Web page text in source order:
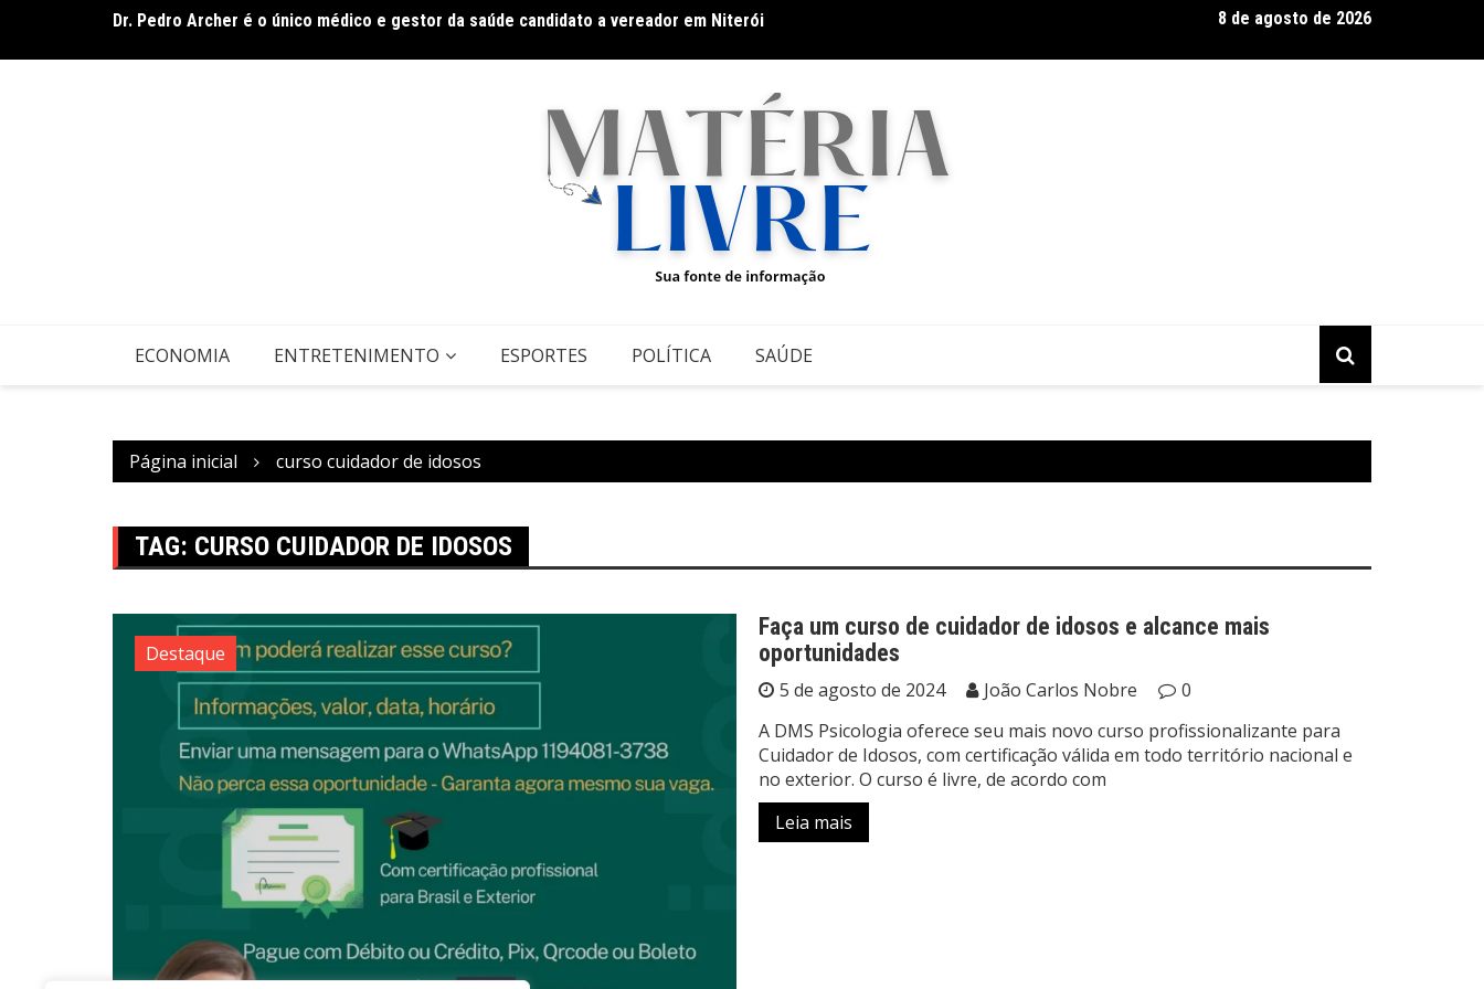
o
Dr. Pedro Archer é o único médico e gestor da saúde candidato a vereador em Niterói Documentário CONTRACENA foi exibido na UFU, no Grupontapé e no
8 de agosto de 2026
ECONOMIA ENTRETENIMENTO ESPORTES POLÍTICA SAÚDE
Página inicial curso cuidador de idosos
TAG: CURSO CUIDADOR DE IDOSOS
Destaque
Faça um curso de cuidador de idosos e alcance mais
oportunidades
5 de agosto de 2024 João Carlos Nobre
0
A DMS Psicologia oferece seu mais novo curso profissionalizante para
Cuidador de Idosos, com certificação válida em todo território nacional e
no exterior. O curso é livre, de acordo com
Leia mais